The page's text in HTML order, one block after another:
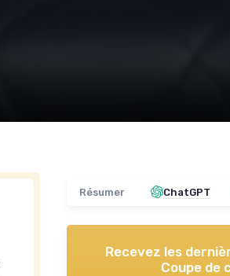
Résumer ChatGPT
Recevez les
Coupe de